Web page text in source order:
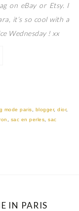
on eBay or Etsy. I
it’s so cool with a
Wednesday ! xx
mode paris blogger, dior,
sac en perles ,sac
IN PARIS